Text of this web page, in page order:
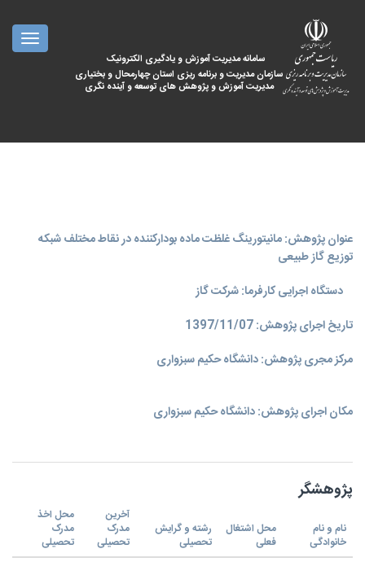
سامانه مدیریت آموزش و یادگیری الکترونیک
سازمان مدیریت و برنامه ریزی استان چهارمحال و بختیاری
مدیریت آموزش و پژوهش های توسعه و آینده نگری
عنوان پژوهش: مانیتورینگ غلظت ماده بودارکننده در نقاط مختلف شبکه
توزیع گاز طبیعی
دستگاه اجرایی کارفرما: شرکت گاز
تاریخ اجرای پژوهش: 1397/11/07
مرکز مجری پژوهش: دانشگاه حکیم سبزواری
مکان اجرای پژوهش: دانشگاه حکیم سبزواری
پژوهشگر
نام و نام
خانوادگی
محل اشتغال
فعلی
رشته و گرایش
تحصیلی
آخرین
مدرک
تحصیلی
محل اخذ
مدرک
تحصیلی